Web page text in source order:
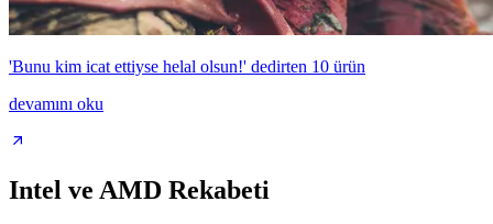
'Bunu kim icat ettiyse helal olsun!' dedirten 10 ürün
devamını oku
Intel ve AMD Rekabeti